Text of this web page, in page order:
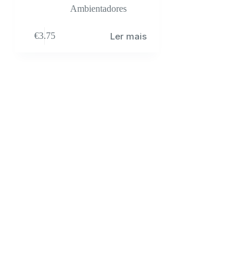
Ambientadores
€3.75 Ler mais